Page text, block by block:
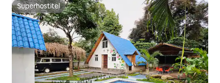
Superhostitel
Superhostitel